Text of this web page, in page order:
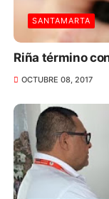
SANTAMARTA
Riña término
OCTUBRE 08, 2017